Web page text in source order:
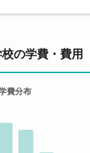
の学費・費用
費分布